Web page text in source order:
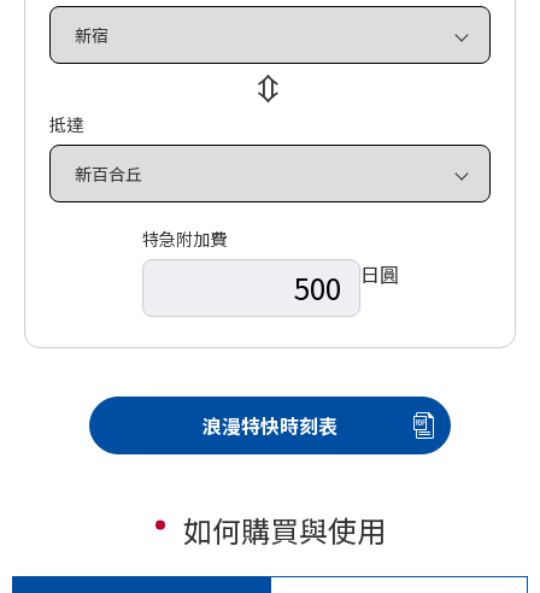
⇔
抵達
特急附加費
日圓
浪漫特快時刻表
如何購買與使用